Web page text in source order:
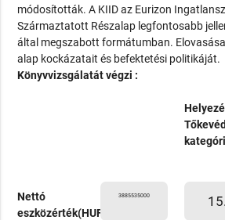
módosították. A KIID az Eurizon
Származtatott Részalap legfontosabb
által megszabott formátumban.
alap kockázatait és befektetési politikáját.
Könyvvizsgálatát végzi :
Nettó
eszközérték(HUF)
3885535000 15.